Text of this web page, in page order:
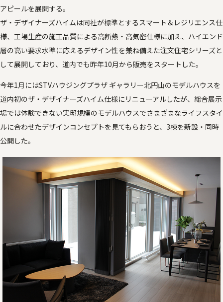
アピールを展開する。
ザ・デザイナーズハイムは同社が標準とするスマート＆レジリエンス仕
様、工場生産の施工品質による高断熱・高気密仕様に加え、ハイエンド
層の高い要求水準に応えるデザイン性を兼ね備えた注文住宅シリーズと
して展開しており、道内でも昨年10月から販売をスタートした。
今年1月にはSTVハウジングプラザ ギャラリー北円山のモデルハウスを
道内初のザ・デザイナーズハイム仕様にリニューアルしたが、総合展示
場では体験できない実邸規模のモデルハウスでさまざまなライフスタイ
ルに合わせたデザインコンセプトを見てもらおうと、3棟を新設・同時
公開した。